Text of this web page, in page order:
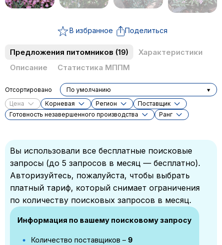
В избранное Поделиться
Предложения питомников (19)
Характеристики
Описание
Статистика МППМ
Цена Корневая Регион
Поставщик
Готовность незавершенного производства
Ранг
Отсортировано По умолчанию
Вы использовали все бесплатные поисковые
запросы (до 5 запросов в месяц — бесплатно).
Авторизуйтесь, пожалуйста, чтобы выбрать
платный тариф, который снимает ограничения
по количеству поисковых запросов в месяц.
Информация по вашему поисковому запросу
Количество поставщиков – 9